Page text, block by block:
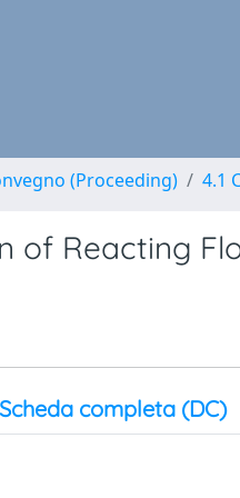
(Proceeding) 4.1
of Reacting
Scheda completa (DC)